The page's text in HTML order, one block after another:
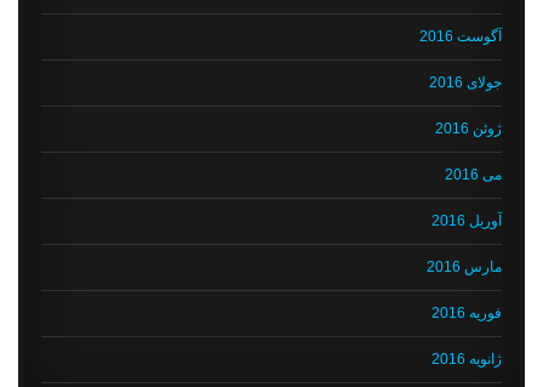
آگوست 2016
جولای 2016
ژوئن 2016
می 2016
آوریل 2016
مارس 2016
فوریه 2016
ژانویه 2016